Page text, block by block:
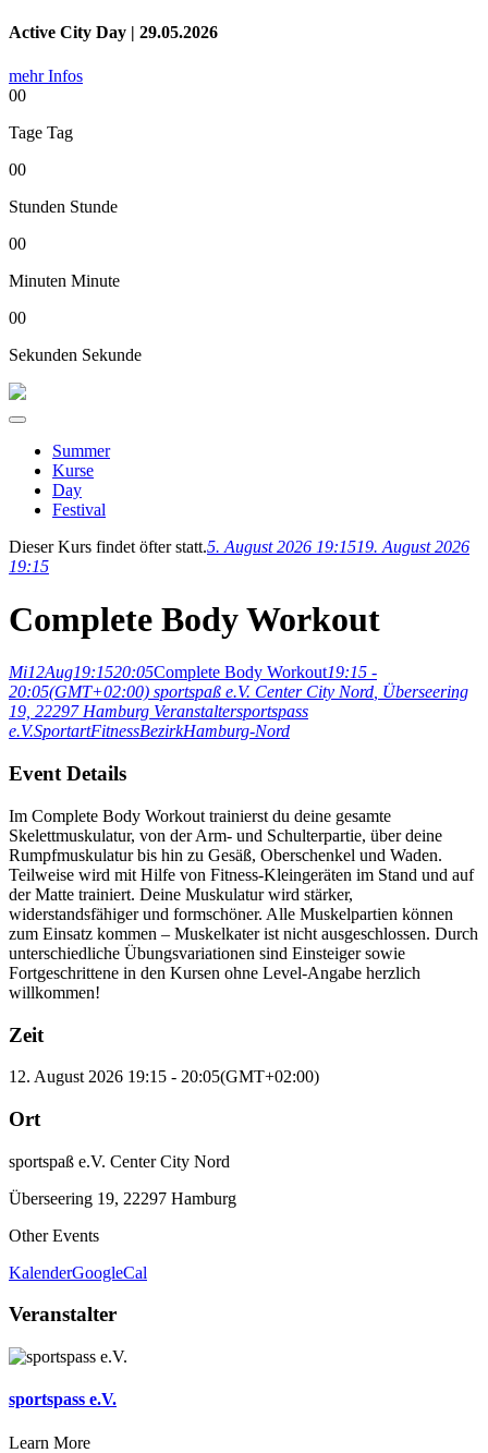
Active City Day | 29.05.2026
mehr Infos
00
Tage Tag
00
Stunden Stunde
00
Minuten Minute
00
Sekunden Sekunde
Summer
Kurse
Day
Festival
Dieser Kurs findet öfter statt.5. August 2026 19:1519. August 2026
19:15
Complete Body Workout
Mi12Aug19:1520:05Complete Body Workout19:15 -
20:05(GMT+02:00) sportspaß e.V. Center City Nord, Überseering
19, 22297 Hamburg Veranstaltersportspass
e.V.SportartFitnessBezirkHamburg-Nord
Event Details
Im Complete Body Workout trainierst du deine gesamte
Skelettmuskulatur, von der Arm- und Schulterpartie, über deine
Rumpfmuskulatur bis hin zu Gesäß, Oberschenkel und Waden.
Teilweise wird mit Hilfe von Fitness-Kleingeräten im Stand und auf
der Matte trainiert. Deine Muskulatur wird stärker,
widerstandsfähiger und formschöner. Alle Muskelpartien können
zum Einsatz kommen – Muskelkater ist nicht ausgeschlossen. Durch
unterschiedliche Übungsvariationen sind Einsteiger sowie
Fortgeschrittene in den Kursen ohne Level-Angabe herzlich
willkommen!
Zeit
12. August 2026 19:15 - 20:05(GMT+02:00)
Ort
sportspaß e.V. Center City Nord
Überseering 19, 22297 Hamburg
Other Events
KalenderGoogleCal
Veranstalter
sportspass e.V.
Learn More